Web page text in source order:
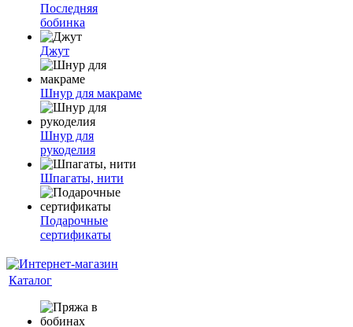
Последняя
бобинка
Джут
Шнур для макраме
Шнур для
рукоделия
Шпагаты, нити
Подарочные
сертификаты
Каталог